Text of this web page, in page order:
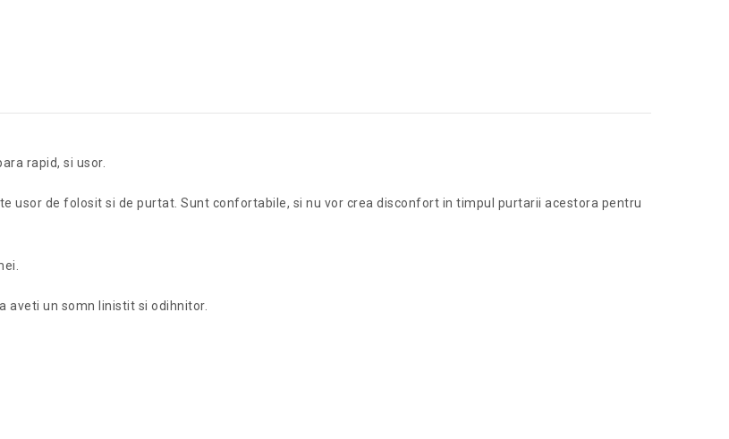
rapid, si usor.
usor de folosit si de purtat. Sunt confortabile, si nu vor crea disconfort in timpul purtarii acestora pentru
aveti un somn linistit si odihnitor.